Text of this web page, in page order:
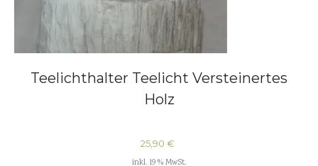
Teelichthalter Teelicht Versteinertes
Holz
25,90 €
inkl. 19 % MwSt.